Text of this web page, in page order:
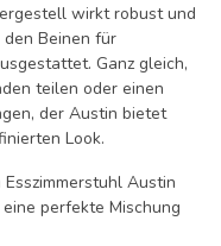
wirkt robust und
Beinen für
Ganz gleich,
teilen oder einen
der Austin bietet
Look.
Austin
perfekte Mischung